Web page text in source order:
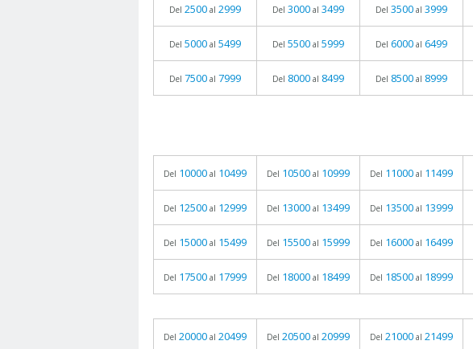
Del 2500 al 2999 Del 3000 al 3499 Del 3500 al 3999
Del 5000 al 5499 Del 5500 al 5999 Del 6000 al 6499
Del 7500 al 7999 Del 8000 al 8499 Del 8500 al 8999
Del 10000 al 10499 Del 10500 al 10999 Del 11000 al 11499
Del 12500 al 12999 Del 13000 al 13499 Del 13500 al 13999
Del 15000 al 15499 Del 15500 al 15999 Del 16000 al 16499
Del 17500 al 17999 Del 18000 al 18499 Del 18500 al 18999
Del 20000 al 20499 Del 20500 al 20999 Del 21000 al 21499